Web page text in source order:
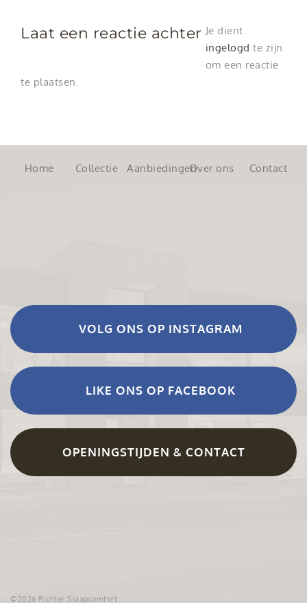
Laat een reactie achter Je dient
ingelogd te zijn
om een reactie
te plaatsen.
Home Collectie AanbiedingenOver ons Contact
VOLG ONS OP INSTAGRAM
LIKE ONS OP FACEBOOK
OPENINGSTIJDEN & CONTACT
©2026 Richter Slaapcomfort